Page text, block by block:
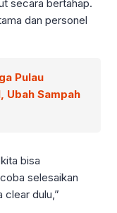
secara bertahap.
dan personel
Pulau
Ubah Sampah
bisa
selesaikan
clear dulu,”